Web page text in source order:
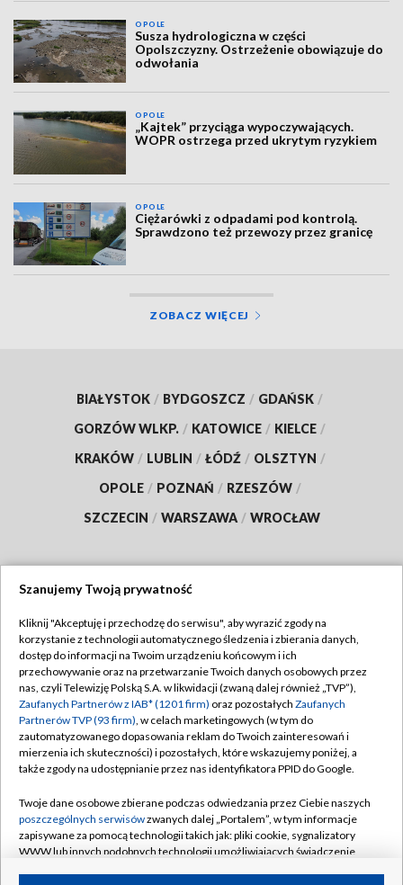
OPOLE
Susza hydrologiczna w części
Opolszczyzny. Ostrzeżenie obowiązuje do
odwołania
OPOLE
„Kajtek” przyciąga wypoczywających.
WOPR ostrzega przed ukrytym ryzykiem
OPOLE
Ciężarówki z odpadami pod kontrolą.
Sprawdzono też przewozy przez granicę
ZOBACZ WIĘCEJ
BIAŁYSTOK / BYDGOSZCZ / GDAŃSK /
GORZÓW WLKP. / KATOWICE / KIELCE /
KRAKÓW / LUBLIN / ŁÓDŹ / OLSZTYN /
OPOLE / POZNAŃ / RZESZÓW /
SZCZECIN / WARSZAWA / WROCŁAW
TVP
Abonament TVP
Emisja w TVP
Centrum informacji TVP
Naziemna Telewizja Cyfrowa
Rada Programowa
System NOS
Informacje o nadawcy
Regulamin TVP
Polityka prywatności
Moje zgody
Pomoc
Kontakt
Kanały
Szanujemy Twoją prywatność
Kliknij "Akceptuję i przechodzę do serwisu", aby wyrazić zgody na
korzystanie z technologii automatycznego śledzenia i zbierania danych,
dostęp do informacji na Twoim urządzeniu końcowym i ich
przechowywanie oraz na przetwarzanie Twoich danych osobowych przez
nas, czyli Telewizję Polską S.A. w likwidacji (zwaną dalej również „TVP”),
Zaufanych Partnerów z IAB* (1201 firm) oraz pozostałych Zaufanych
Partnerów TVP (93 firm), w celach marketingowych (w tym do
zautomatyzowanego dopasowania reklam do Twoich zainteresowań i
mierzenia ich skuteczności) i pozostałych, które wskazujemy poniżej, a
także zgody na udostępnianie przez nas identyfikatora PPID do Google.
Twoje dane osobowe zbierane podczas odwiedzania przez Ciebie naszych
poszczególnych serwisówzwanych dalej „Portalem”, w tym informacje
zapisywane za pomocą technologii takich jak: pliki cookie, sygnalizatory
WWW lub innych podobnych technologii umożliwiających świadczenie